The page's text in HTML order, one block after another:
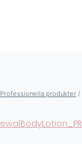
Professionella produkter /